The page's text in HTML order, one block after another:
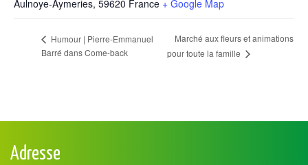
Aulnoye-Aymeries, 59620 France + Google Map
Humour | Pierre-Emmanuel
Barré dans Come-back
Marché aux fleurs et animations
pour toute la famille
Adresse